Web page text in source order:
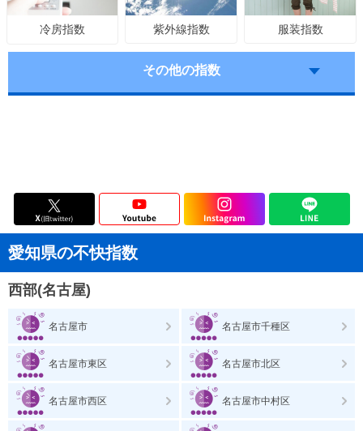
冷房指数 紫外線指数 服装指数
その他の指数
愛知県の不快指数
西部(名古屋)
名古屋市 名古屋市千種区
名古屋市東区 名古屋市北区
名古屋市西区 名古屋市中村区